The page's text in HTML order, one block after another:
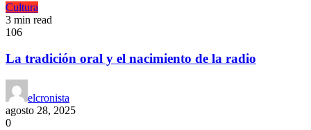
Cultura
3 min read
106
La tradición oral y el nacimiento de la radio
elcronista
agosto 28, 2025
0